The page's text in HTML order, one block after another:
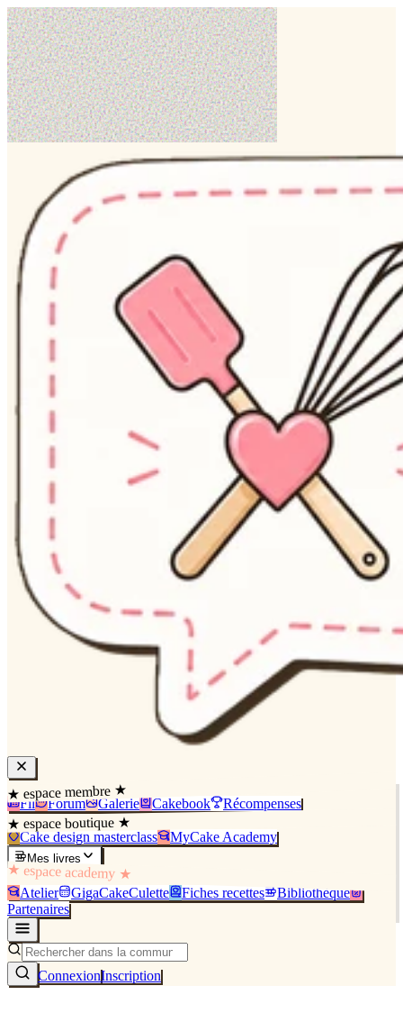
★ espace membre ★
Fil Forum Galerie Cakebook Récompenses
★ espace boutique ★
Cake design masterclass MyCake Academy
Mes livres
★ espace academy ★
Atelier GigaCakeCulette Fiches recettes
Bibliothèque
Partenaires
ConnexionInscription